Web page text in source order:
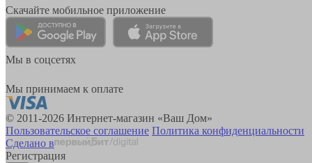
Скачайте мобильное приложение
Мы в соцсетях
Мы принимаем к оплате
© 2011-2026 Интернет-магазин «Ваш Дом»
Пользовательское соглашение Политика конфиденциальности
Сделано в
Регистрация